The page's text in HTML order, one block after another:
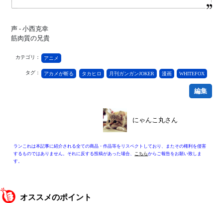
声 - 小西克幸
筋肉質の兄貴
カテゴリ： アニメ
タグ： アカメが斬る タカヒロ 月刊ガンガンJOKER 漫画 WHITEFOX
編集
にゃんこ丸さん
ランこれは本記事に紹介される全ての商品・作品等をリスペクトしており、またその権利を侵害
するものではありません。それに反する投稿があった場合、 こちらからご報告をお願い致しま
す。
オススメのポイント